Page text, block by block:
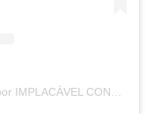
Uma publicação compartilhada por IMPLACÁVEL CONCURSOS (@implacavelconcursos)